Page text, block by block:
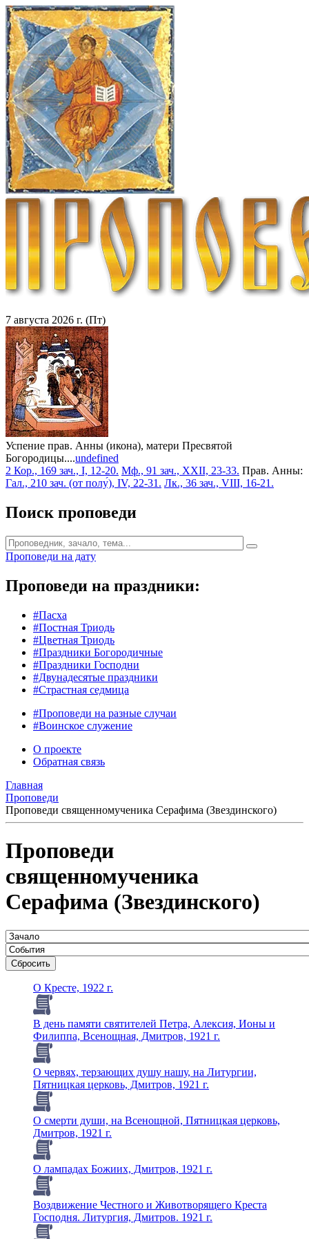
7 августа 2026 г. (Пт)
Успение прав. Анны (икона), матери Пресвятой
Богородицы....undefined
2 Кор., 169 зач., I, 12-20. Мф., 91 зач., XXII, 23-33. Прав. Анны:
Гал., 210 зач. (от полу́), IV, 22-31. Лк., 36 зач., VIII, 16-21.
Поиск проповеди
Проповеди на дату
Проповеди на праздники:
#Пасха
#Постная Триодь
#Цветная Триодь
#Праздники Богородичные
#Праздники Господни
#Двунадесятые праздники
#Страстная седмица
#Проповеди на разные случаи
#Воинское служение
О проекте
Обратная связь
Главная
Проповеди
Проповеди священномученика Серафима (Звездинского)
Проповеди
священномученика
Серафима (Звездинского)
Сбросить
О Кресте, 1922 г.
В день памяти святителей Петра, Алексия, Ионы и
Филиппа, Всенощная, Дмитров, 1921 г.
О червях, терзающих душу нашу, на Литургии,
Пятницкая церковь, Дмитров, 1921 г.
О смерти души, на Всенощной, Пятницкая церковь,
Дмитров, 1921 г.
О лампадах Божиих, Дмитров, 1921 г.
Воздвижение Честного и Животворящего Креста
Господня. Литургия, Дмитров. 1921 г.